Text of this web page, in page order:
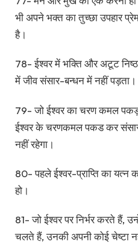
भी अपने भक्त का तुच्छा उपहार
है।
78- ईश्वर में भक्ति और अटूट
में जीव संसार-बन्धन में नहीं पड़ता।
79- जो ईश्वर का चरण कमल पकड़
ईश्वर के चरणकमल पकड कर
नहीं रहेगा।
80- पहले ईश्वर-प्राप्ति का यत्न
हो।
81- जो ईश्वर पर निर्भर करते हैं,
चलते हैं, उनकी अपनी कोई चेष्टा